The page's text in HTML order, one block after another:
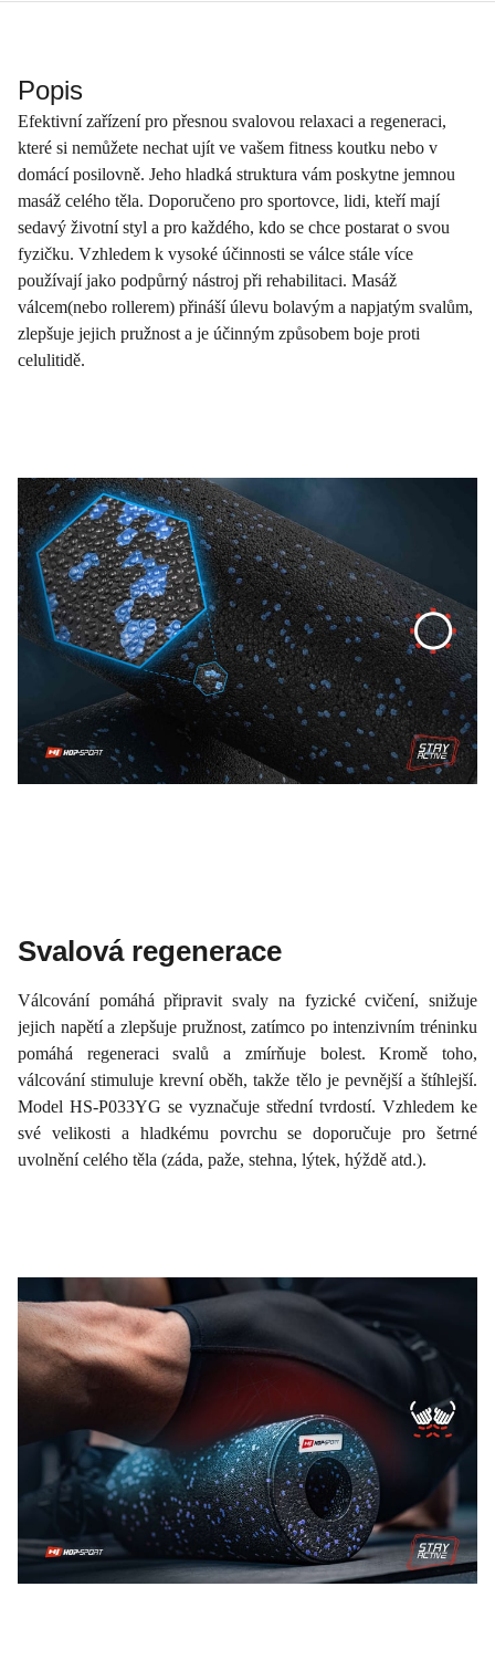
Popis
Efektivní zařízení pro přesnou svalovou relaxaci a regeneraci,
které si nemůžete nechat ujít ve vašem fitness koutku nebo v
domácí posilovně. Jeho hladká struktura vám poskytne jemnou
masáž celého těla. Doporučeno pro sportovce, lidi, kteří mají
sedavý životní styl a pro každého, kdo se chce postarat o svou
fyzičku. Vzhledem k vysoké účinnosti se válce stále více
používají jako podpůrný nástroj při rehabilitaci. Masáž
válcem(nebo rollerem) přináší úlevu bolavým a napjatým svalům,
zlepšuje jejich pružnost a je účinným způsobem boje proti
celulitidě.
Svalová regenerace
Válcování pomáhá připravit svaly na fyzické cvičení, snižuje
jejich napětí a zlepšuje pružnost, zatímco po intenzivním tréninku
pomáhá regeneraci svalů a zmírňuje bolest. Kromě toho,
válcování stimuluje krevní oběh, takže tělo je pevnější a štíhlejší.
Model HS-P033YG se vyznačuje střední tvrdostí. Vzhledem ke
své velikosti a hladkému povrchu se doporučuje pro šetrné
uvolnění celého těla (záda, paže, stehna, lýtek, hýždě atd.).